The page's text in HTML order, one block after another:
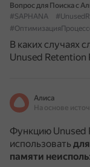
Вопрос для Поиска с
#SAPHANA
В каких случаях
Unused Retention
Алиса
Функцию Unused
использовать
памяти